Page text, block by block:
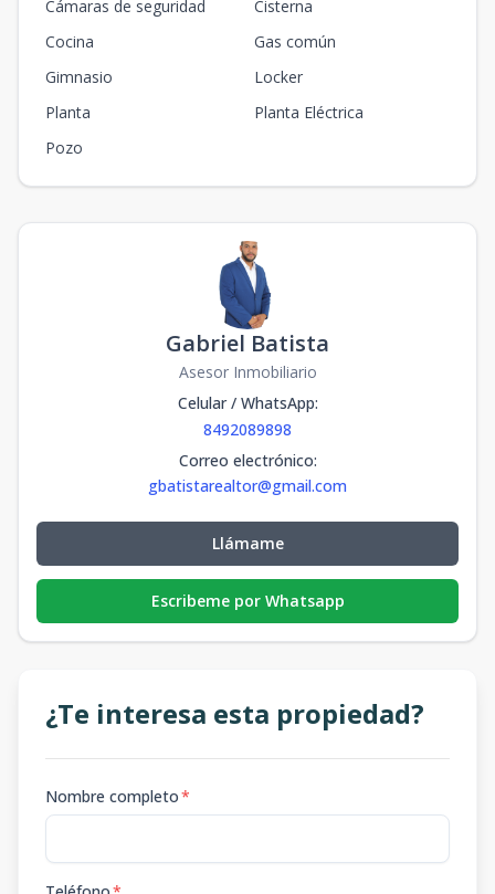
Cámaras de seguridad
Cisterna
Cocina
Gas común
Gimnasio
Locker
Planta
Planta Eléctrica
Pozo
Gabriel Batista
Asesor Inmobiliario
Celular / WhatsApp:
8492089898
Correo electrónico:
gbatistarealtor@gmail.com
Llámame
Escribeme por Whatsapp
¿Te interesa esta propiedad?
Nombre completo*